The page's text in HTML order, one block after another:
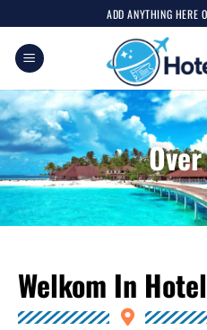
ADD ANYTHING HERE
Welkom In